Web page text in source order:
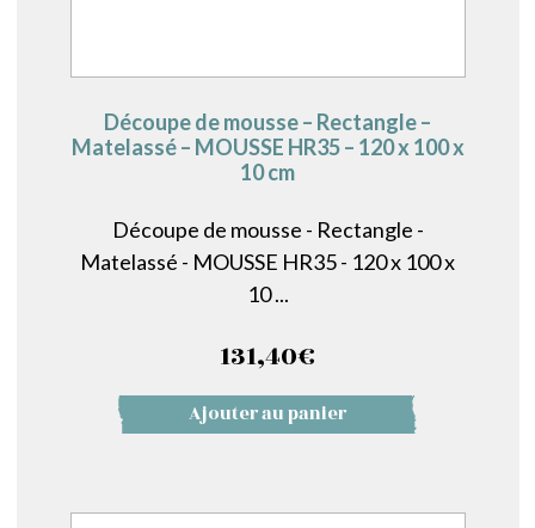
Découpe de mousse – Rectangle –
Matelassé – MOUSSE HR35 – 120 x 100 x
10 cm
Découpe de mousse - Rectangle -
Matelassé - MOUSSE HR35 - 120 x 100 x
10 ...
131,40€
Ajouter au panier